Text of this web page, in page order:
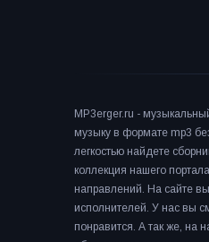
MP3erger.ru -
музыку в формате mp3
легкостью найдете
коллекция нашего
направлений. На сайте
исполнителей. У нас вы
понравится. А так же, на